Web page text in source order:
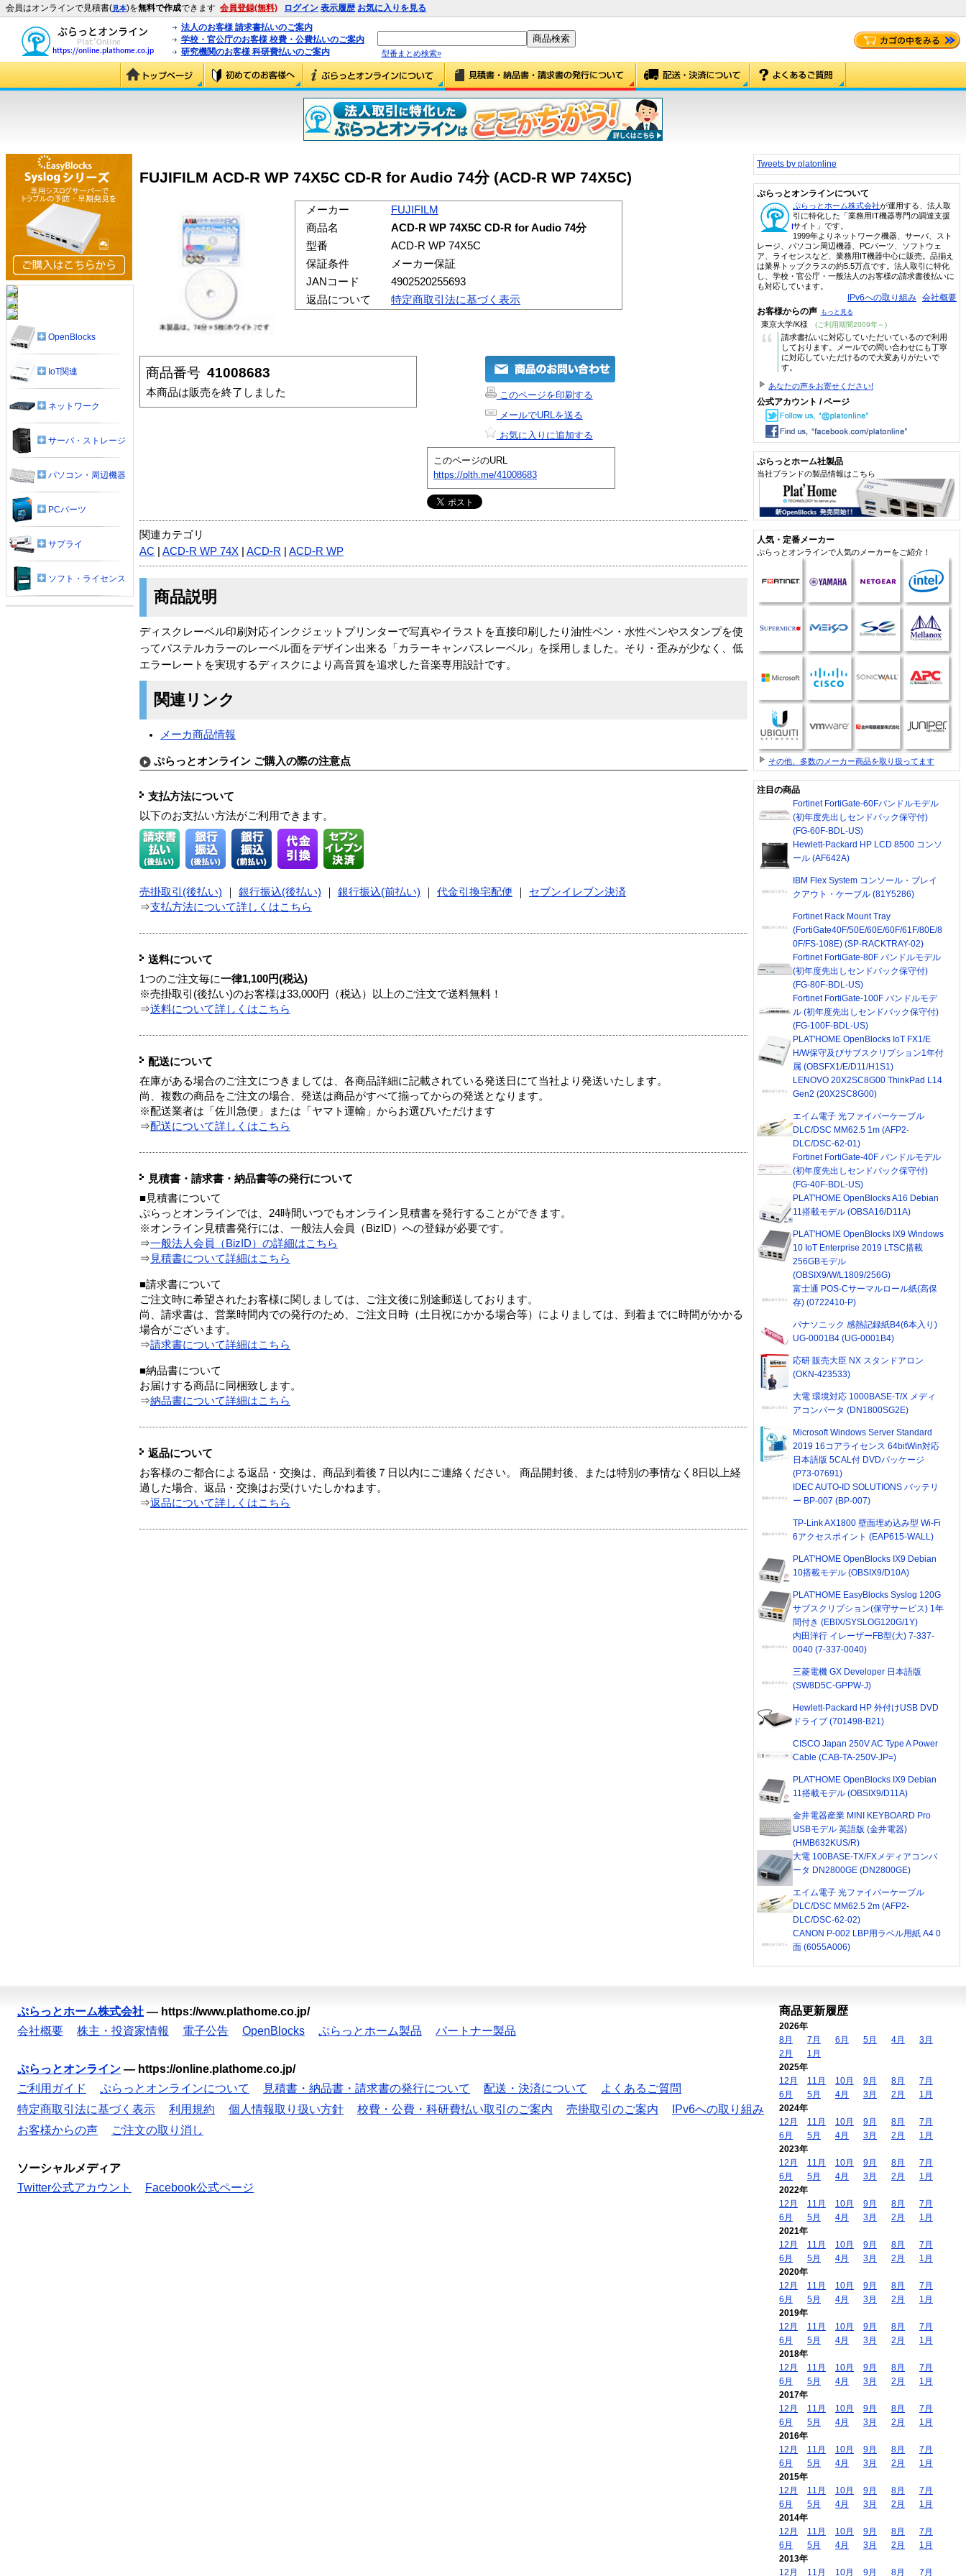
会員はオンラインで見積書(見本)を無料で作成できます 会員登録(無料) ログイン 表示履歴 お気に入りを見る
法人のお客様 請求書払いのご案内
学校・官公庁のお客様 校費・公費払いのご案内
研究機関のお客様 科研費払いのご案内
型番まとめ検索»
FUJIFILM ACD-R WP 74X5C CD-R for Audio 74分 (ACD-R WP 74X5C)
メーカー
FUJIFILM
商品名
ACD-R WP 74X5C CD-R for Audio 74分
型番
ACD-R WP 74X5C
保証条件
メーカー保証
JANコード
4902520255693
返品について
特定商取引法に基づく表示
商品番号 41008683
本商品は販売を終了しました
このページを印刷する
メールでURLを送る
お気に入りに追加する
このページのURL
https://plth.me/41008683
関連カテゴリ
AC
ACD-R WP 74X ACD-R ACD-R WP
商品説明
ディスクレーベル印刷対応インクジェットプリンターで写真やイラストを直接印刷したり油性ペン・水性ペンやスタンプを使
ってパステルカラーのレーベル面をデザイン出来る「カラーキャンバスレーベル」を採用しました。そり・歪みが少なく、低
エラーレートを実現するディスクにより高音質を追求した音楽専用設計です。
関連リンク
メーカ商品情報
ぷらっとオンライン ご購入の際の注意点
支払方法について
以下のお支払い方法がご利用できます。
売掛取引(後払い) 銀行振込(後払い) 銀行振込(前払い) 代金引換宅配便
セブンイレブン決済
⇒支払方法について詳しくはこちら
送料について
1つのご注文毎に一律1,100円(税込)
※売掛取引(後払い)のお客様は33,000円（税込）以上のご注文で送料無料！
⇒送料について詳しくはこちら
配送について
在庫がある場合のご注文につきましては、各商品詳細に記載されている発送日にて当社より発送いたします。
尚、複数の商品をご注文の場合、発送は商品がすべて揃ってからの発送となります。
※配送業者は「佐川急便」または「ヤマト運輸」からお選びいただけます
⇒配送について詳しくはこちら
見積書・請求書・納品書等の発行について
■見積書について
ぷらっとオンラインでは、24時間いつでもオンライン見積書を発行することができます。
※オンライン見積書発行には、一般法人会員（BizID）への登録が必要です。
⇒一般法人会員（BizID）の詳細はこちら
⇒ 見積書について詳細はこちら
■請求書について
ご注文時に希望されたお客様に関しましては、ご注文後に別途郵送しております。
尚、請求書は、営業時間内での発行のため、ご注文日時（土日祝にかかる場合等）によりましては、到着までに時間がかかる
場合がございます。
⇒請求書について詳細はこちら
■納品書について
お届けする商品に同梱致します。
⇒納品書について詳細はこちら
返品について
お客様のご都合による返品・交換は、商品到着後７日以内にご連絡ください。 商品開封後、または特別の事情なく8日以上経
過した場合、返品・交換はお受けいたしかねます。
⇒返品について詳しくはこちら
OpenBlocks
IoT関連
ネットワーク
サーバ・ストレージ
パソコン・周辺機器
PCパーツ
サプライ
ソフト・ライセンス
Tweets by platonline
ぷらっとオンラインについて
ぷらっとホーム株式会社が運用する、法人取
引に特化した「業務用IT機器専門の調達支援
サイト」です。
1999年よりネットワーク機器、サーバ、スト
レージ、パソコン周辺機器、PCパーツ、ソフトウェ
ア、ライセンスなど、業務用IT機器中心に販売。品揃え
は業界トップクラスの約5.5万点です。法人取引に特化
し、学校・官公庁・一般法人のお客様の請求書後払いに
も対応しています。
IPv6への取り組み 会社概要
お客様からの声 もっと見る
東京大学/K様 (ご利用期間2009年～)
“
請求書払いに対応していただいているので利用
しております。メールでの問い合わせにも丁寧
に対応していただけるので大変ありがたいで
す。
あなたの声をお寄せください!
公式アカウント / ページ
ぷらっとホーム社製品
当社ブランドの製品情報はこちら
人気・定番メーカー
ぷらっとオンラインで人気のメーカーをご紹介！
その他、多数のメーカー商品を取り扱ってます
注目の商品
Fortinet FortiGate-60Fバンドルモデル
(初年度先出しセンドバック保守付)
(FG-60F-BDL-US)
Hewlett-Packard HP LCD 8500 コンソ
ール (AF642A)
IBM Flex System コンソール・ブレイ
クアウト・ケーブル (81Y5286)
Fortinet Rack Mount Tray
(FortiGate40F/50E/60E/60F/61F/80E/8
0F/FS-108E) (SP-RACKTRAY-02)
Fortinet FortiGate-80F バンドルモデル
(初年度先出しセンドバック保守付)
(FG-80F-BDL-US)
Fortinet FortiGate-100F バンドルモデ
ル (初年度先出しセンドバック保守付)
(FG-100F-BDL-US)
PLAT'HOME OpenBlocks IoT FX1/E
H/W保守及びサブスクリプション1年付
属 (OBSFX1/E/D11/H1S1)
LENOVO 20X2SC8G00 ThinkPad L14
Gen2 (20X2SC8G00)
エイム電子 光ファイバーケーブル
DLC/DSC MM62.5 1m (AFP2-
DLC/DSC-62-01)
Fortinet FortiGate-40F バンドルモデル
(初年度先出しセンドバック保守付)
(FG-40F-BDL-US)
PLAT'HOME OpenBlocks A16 Debian
11搭載モデル (OBSA16/D11A)
PLAT'HOME OpenBlocks IX9 Windows
10 IoT Enterprise 2019 LTSC搭載
256GBモデル
(OBSIX9/W/L1809/256G)
富士通 POS-Cサーマルロール紙(高保
存) (0722410-P)
パナソニック 感熱記録紙B4(6本入り)
UG-0001B4 (UG-0001B4)
応研 販売大臣 NX スタンドアロン
(OKN-423533)
大電 環境対応 1000BASE-T/X メディ
アコンバータ (DN1800SG2E)
Microsoft Windows Server Standard
2019 16コアライセンス 64bitWin対応
日本語版 5CAL付 DVDパッケージ
(P73-07691)
IDEC AUTO-ID SOLUTIONS バッテリ
ー BP-007 (BP-007)
TP-Link AX1800 壁面埋め込み型 Wi-Fi
6アクセスポイント (EAP615-WALL)
PLAT'HOME OpenBlocks IX9 Debian
10搭載モデル (OBSIX9/D10A)
PLAT'HOME EasyBlocks Syslog 120G
サブスクリプション(保守サービス) 1年
間付き (EBIX/SYSLOG120G/1Y)
内田洋行 イレーザーFB型(大) 7-337-
0040 (7-337-0040)
三菱電機 GX Developer 日本語版
(SW8D5C-GPPW-J)
Hewlett-Packard HP 外付けUSB DVD
ドライブ (701498-B21)
CISCO Japan 250V AC Type A Power
Cable (CAB-TA-250V-JP=)
PLAT'HOME OpenBlocks IX9 Debian
11搭載モデル (OBSIX9/D11A)
金井電器産業 MINI KEYBOARD Pro
USBモデル 英語版 (金井電器)
(HMB632KUS/R)
大電 100BASE-TX/FXメディアコンバ
ータ DN2800GE (DN2800GE)
エイム電子 光ファイバーケーブル
DLC/DSC MM62.5 2m (AFP2-
DLC/DSC-62-02)
CANON P-002 LBP用ラベル用紙 A4 0
面 (6055A006)
ぷらっとホーム株式会社 — https://www.plathome.co.jp/
会社概要
株主・投資家情報 電子公告 OpenBlocks ぷらっとホーム製品 パートナー製品
ぷらっとオンライン — https://online.plathome.co.jp/
ご利用ガイド
ぷらっとオンラインについて 見積書・納品書・請求書の発行について 配送・決済について
よくあるご質問
特定商取引法に基づく表示
利用規約 個人情報取り扱い方針 校費・公費・科研費払い取引のご案内 売掛取引のご案内
IPv6への取り組み
お客様からの声
ご注文の取り消し
ソーシャルメディア
Twitter公式アカウント
Facebook公式ページ
商品更新履歴
2026年
8月
7月 6月 5月 4月
3月
2月
1月
2025年
12月
11月 10月 9月 8月
7月
6月
5月 4月 3月 2月
1月
2024年
12月
11月 10月 9月 8月
7月
6月
5月 4月 3月 2月
1月
2023年
12月
11月 10月 9月 8月
7月
6月
5月 4月 3月 2月
1月
2022年
12月
11月 10月 9月 8月
7月
6月
5月 4月 3月 2月
1月
2021年
12月
11月 10月 9月 8月
7月
6月
5月 4月 3月 2月
1月
2020年
12月
11月 10月 9月 8月
7月
6月
5月 4月 3月 2月
1月
2019年
12月
11月 10月 9月 8月
7月
6月
5月 4月 3月 2月
1月
2018年
12月
11月 10月 9月 8月
7月
6月
5月 4月 3月 2月
1月
2017年
12月
11月 10月 9月 8月
7月
6月
5月 4月 3月 2月
1月
2016年
12月
11月 10月 9月 8月
7月
6月
5月 4月 3月 2月
1月
2015年
12月
11月 10月 9月 8月
7月
6月
5月 4月 3月 2月
1月
2014年
12月
11月 10月 9月 8月
7月
6月
5月 4月 3月 2月
1月
2013年
12月
11月 10月 9月 8月 7月